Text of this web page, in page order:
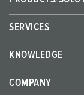
SERVICES
KNOWLEDGE
COMPANY